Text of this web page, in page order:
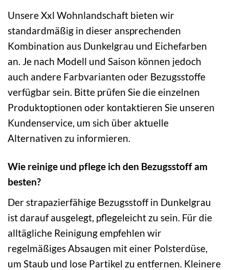
Unsere Xxl Wohnlandschaft bieten wir
standardmäßig in dieser ansprechenden
Kombination aus Dunkelgrau und Eichefarben
an. Je nach Modell und Saison können jedoch
auch andere Farbvarianten oder Bezugsstoffe
verfügbar sein. Bitte prüfen Sie die einzelnen
Produktoptionen oder kontaktieren Sie unseren
Kundenservice, um sich über aktuelle
Alternativen zu informieren.
Wie reinige und pflege ich den Bezugsstoff am
besten?
Der strapazierfähige Bezugsstoff in Dunkelgrau
ist darauf ausgelegt, pflegeleicht zu sein. Für die
alltägliche Reinigung empfehlen wir
regelmäßiges Absaugen mit einer Polsterdüse,
um Staub und lose Partikel zu entfernen. Kleinere